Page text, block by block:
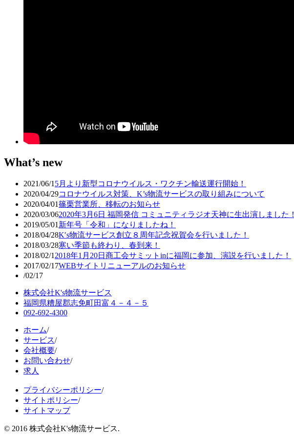
What’s new
2021/06/1 5月より新型コロナウイルス・ワクチン輸送運行開始！
2020/04/29コロナウイルス対策、K’s物流サービスの取り組みについて
2020/04/01篠栗営業所、移転のお知らせ
2020/03/062020年3月6日 福岡発信 コミュニティラジオ天神に生出演しました！
2019/05/01 新年号「令和」になりましたね！
2018/04/28K′s物流サービス創立８周年記念祝賀会を行いました！
2018/03/28寒い季節も終わり、春到来！
2018/02/1 2018年1月20日商工会サミットinに福岡に参加、演説を行いました！
2017/02/17WEBサイトリニューアルのお知らせ
/02/17
株式会社K's物流サービス
福岡県糟屋郡志免町田富４－４－５
092-692-4300
ホーム/
サービス/
会社概要/
お問い合わせ/
求人
プライバシーポリシー/
サイトポリシー/
サイトマップ
© 2016 株式会社K's物流サービス.